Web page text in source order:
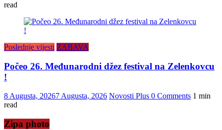
read
Poslednje vijesti ZABAVA
Počeo 26. Međunarodni džez festival na Zelenkovcu
!
8 Augusta, 20267 Augusta, 2026 Novosti Plus 0 Comments 1 min
read
Zipa photo